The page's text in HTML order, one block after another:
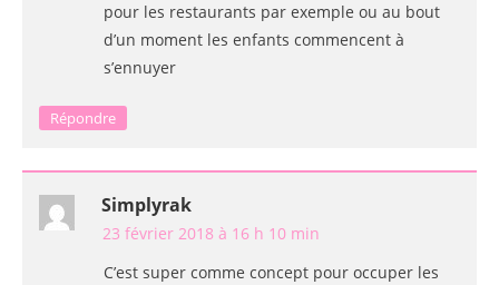
pour les restaurants par exemple ou au bout
d’un moment les enfants commencent à
s’ennuyer
Répondre
Simplyrak
23 février 2018 à 16 h 10 min
C’est super comme concept pour occuper les